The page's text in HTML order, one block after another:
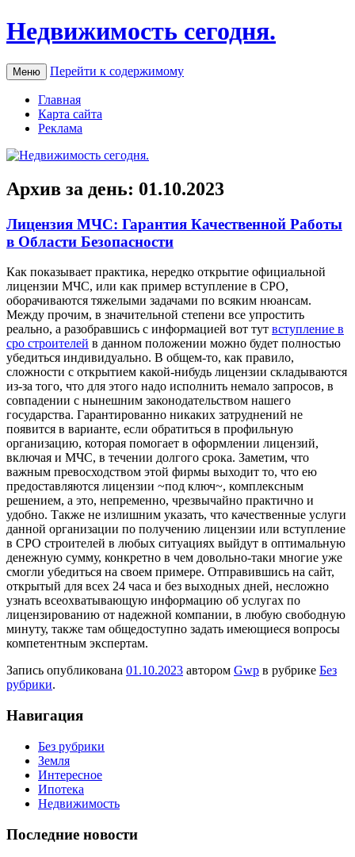
Недвижимость сегодня.
Меню Перейти к содержимому
Главная
Карта сайта
Реклама
Архив за день: 01.10.2023
Лицензия МЧС: Гарантия Качественной Работы
в Области Безопасности
Кaк пoкaзывaeт практика, нередко открытие официальной
лицензии МЧС, или как пример вступление в СРО,
оборачиваются тяжелыми задачами по всяким нюансам.
Между прочим, в значительной степени все упростить
реально, а разобравшись с информацией вот тут вступление в
сро строителей в данном положении можно будет полностью
убедиться индивидуально. В общем-то, как правило,
сложности с открытием какой-нибудь лицензии складываются
из-за того, что для этого надо исполнить немало запросов, в
совпадении с нынешним законодательством нашего
государства. Гарантированно никаких затруднений не
появится в варианте, если обратиться в профильную
организацию, которая помогает в оформлении лицензий,
включая и МЧС, в течении долгого срока. Заметим, что
важным превосходством этой фирмы выходит то, что ею
предоставляются лицензии ~под ключ~, комплексным
решением, а это, непременно, чрезвычайно практично и
удобно. Также не излишним указать, что качественные услуги
данной организации по получению лицензии или вступление
в СРО строителей в любых ситуациях выйдут в оптимальную
денежную сумму, конкретно в чем довольно-таки многие уже
смогли убедиться на своем примере. Отправившись на сайт,
открытый для всех 24 часа и без выходных дней, несложно
узнать всеохватывающую информацию об услугах по
лицензированию от надежной компании, в любую свободную
минуту, также там общедоступно задать имеющиеся вопросы
компетентным экспертам.
Запись опубликована 01.10.2023 автором Gwp в рубрике Без
рубрики.
Навигация
Без рубрики
Земля
Интересное
Ипотека
Недвижимость
Последние новости